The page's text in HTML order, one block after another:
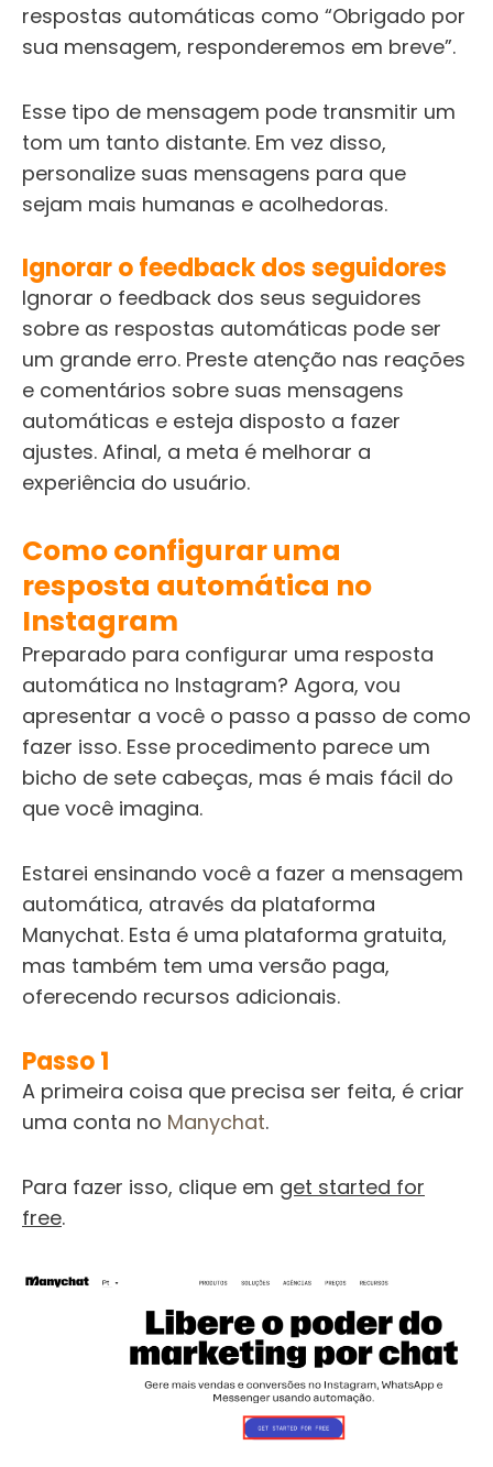
respostas automáticas como “Obrigado por
sua mensagem, responderemos em breve”.
Esse tipo de mensagem pode transmitir um
tom um tanto distante. Em vez disso,
personalize suas mensagens para que
sejam mais humanas e acolhedoras.
Ignorar o feedback dos seguidores
Ignorar o feedback dos seus seguidores
sobre as respostas automáticas pode ser
um grande erro. Preste atenção nas reações
e comentários sobre suas mensagens
automáticas e esteja disposto a fazer
ajustes. Afinal, a meta é melhorar a
experiência do usuário.
Como configurar uma
resposta automática no
Instagram
Preparado para configurar uma resposta
automática no Instagram? Agora, vou
apresentar a você o passo a passo de como
fazer isso. Esse procedimento parece um
bicho de sete cabeças, mas é mais fácil do
que você imagina.
Estarei ensinando você a fazer a mensagem
automática, através da plataforma
Manychat. Esta é uma plataforma gratuita,
mas também tem uma versão paga,
oferecendo recursos adicionais.
Passo 1
A primeira coisa que precisa ser feita, é criar
uma conta no Manychat.
Para fazer isso, clique em get started for
free.